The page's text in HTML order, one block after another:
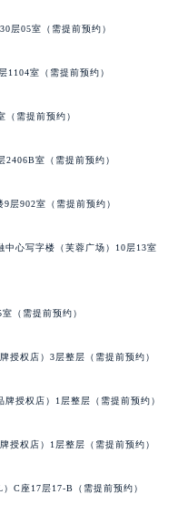
层05室（需提前预约）
1104室（需提前预约）
需提前预约）
室（需提前预约）
层902室（需提前预约）
心写字楼（芙蓉广场）10层13室
（需提前预约）
授权店）3层整层（需提前预约）
授权店）1层整层（需提前预约）
授权店）1层整层（需提前预约）
C座17层17-B（需提前预约）